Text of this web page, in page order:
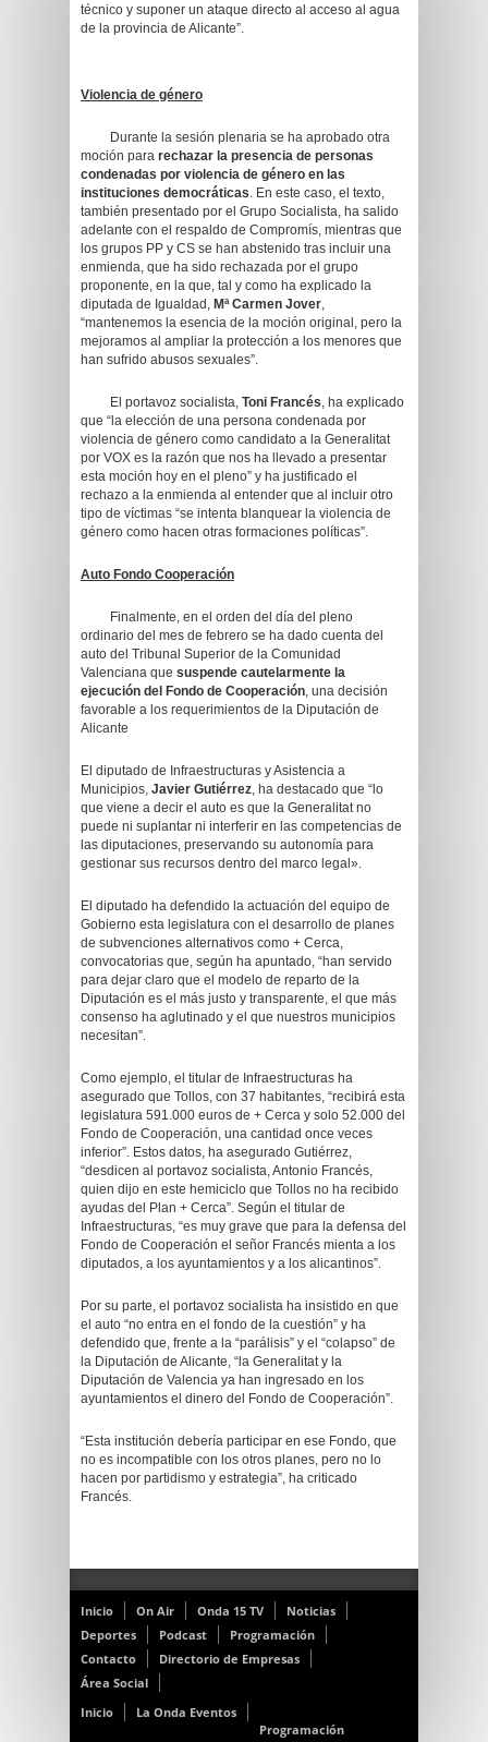
técnico y suponer un ataque directo al acceso al agua
de la provincia de Alicante”.
Violencia de género
Durante la sesión plenaria se ha aprobado otra
moción para rechazar la presencia de personas
condenadas por violencia de género en las
instituciones democráticas. En este caso, el texto,
también presentado por el Grupo Socialista, ha salido
adelante con el respaldo de Compromís, mientras que
los grupos PP y CS se han abstenido tras incluir una
enmienda, que ha sido rechazada por el grupo
proponente, en la que, tal y como ha explicado la
diputada de Igualdad, Mª Carmen Jover,
“mantenemos la esencia de la moción original, pero la
mejoramos al ampliar la protección a los menores que
han sufrido abusos sexuales”.
El portavoz socialista, Toni Francés, ha explicado
que “la elección de una persona condenada por
violencia de género como candidato a la Generalitat
por VOX es la razón que nos ha llevado a presentar
esta moción hoy en el pleno” y ha justificado el
rechazo a la enmienda al entender que al incluir otro
tipo de víctimas “se intenta blanquear la violencia de
género como hacen otras formaciones políticas”.
Auto Fondo Cooperación
Finalmente, en el orden del día del pleno
ordinario del mes de febrero se ha dado cuenta del
auto del Tribunal Superior de la Comunidad
Valenciana que suspende cautelarmente la
ejecución del Fondo de Cooperación, una decisión
favorable a los requerimientos de la Diputación de
Alicante
El diputado de Infraestructuras y Asistencia a
Municipios, Javier Gutiérrez, ha destacado que “lo
que viene a decir el auto es que la Generalitat no
puede ni suplantar ni interferir en las competencias de
las diputaciones, preservando su autonomía para
gestionar sus recursos dentro del marco legal».
El diputado ha defendido la actuación del equipo de
Gobierno esta legislatura con el desarrollo de planes
de subvenciones alternativos como + Cerca,
convocatorias que, según ha apuntado, “han servido
para dejar claro que el modelo de reparto de la
Diputación es el más justo y transparente, el que más
consenso ha aglutinado y el que nuestros municipios
necesitan”.
Como ejemplo, el titular de Infraestructuras ha
asegurado que Tollos, con 37 habitantes, “recibirá esta
legislatura 591.000 euros de + Cerca y solo 52.000 del
Fondo de Cooperación, una cantidad once veces
inferior”. Estos datos, ha asegurado Gutiérrez,
“desdicen al portavoz socialista, Antonio Francés,
quien dijo en este hemiciclo que Tollos no ha recibido
ayudas del Plan + Cerca”. Según el titular de
Infraestructuras, “es muy grave que para la defensa del
Fondo de Cooperación el señor Francés mienta a los
diputados, a los ayuntamientos y a los alicantinos”.
Por su parte, el portavoz socialista ha insistido en que
el auto “no entra en el fondo de la cuestión” y ha
defendido que, frente a la “parálisis” y el “colapso” de
la Diputación de Alicante, “la Generalitat y la
Diputación de Valencia ya han ingresado en los
ayuntamientos el dinero del Fondo de Cooperación”.
“Esta institución debería participar en ese Fondo, que
no es incompatible con los otros planes, pero no lo
hacen por partidismo y estrategia”, ha criticado
Francés.
Inicio On Air Onda 15 TV
Noticias
Deportes
Podcast
Programación
Contacto
Directorio de Empresas
Área Social
Inicio
La Onda Eventos
Programación